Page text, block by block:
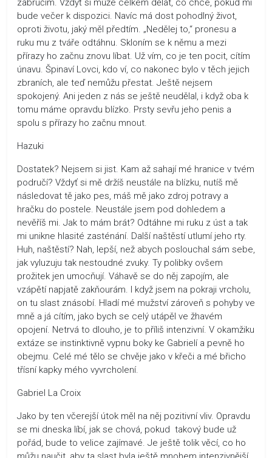
zabručím. Vždyť si může celkem dělat, co chce, pokud mi
bude večer k dispozici. Navíc má dost pohodlný život,
oproti životu, jaký měl předtím. „Nedělej to,“ pronesu a
ruku mu z tváře odtáhnu. Skloním se k němu a mezi
přírazy ho začnu znovu líbat. Už vím, co je ten pocit, cítím
únavu. Špinaví Lovci, kdo ví, co nakonec bylo v těch jejich
zbraních, ale teď nemůžu přestat. Ještě nejsem
spokojený. Ani jeden z nás se ještě neudělal, i když oba k
tomu máme opravdu blízko. Prsty sevřu jeho penis a
spolu s přírazy ho začnu mnout.
Hazuki
Dostatek? Nejsem si jist. Kam až sahají mé hranice v tvém
područí? Vždyť si mě držíš neustále na blízku, nutíš mě
následovat tě jako pes, máš mě jako zdroj potravy a
hračku do postele. Neustále jsem pod dohledem a
nevěříš mi. Jak to mám brát? Odtáhne mi ruku z úst a tak
mi unikne hlasité zasténání. Další naštěstí utlumí jeho rty.
Huh, naštěstí? Nah, lepší, než abych poslouchal sám sebe,
jak vyluzuju tak nestoudné zvuky. Ty polibky ovšem
prožitek jen umocňují. Váhavě se do něj zapojím, ale
vzápětí napjatě zakňourám. I když jsem na pokraji vrcholu,
on tu slast znásobí. Hladí mé mužství zároveň s pohyby ve
mně a já cítím, jako bych se celý utápěl ve žhavém
opojení. Netrvá to dlouho, je to příliš intenzivní. V okamžiku
extáze se instinktivně vypnu boky ke Gabrielí a pevně ho
obejmu. Celé mé tělo se chvěje jako v křeči a mé břicho
třísní kapky mého vyvrcholení.
Gabriel La Croix
Jako by ten včerejší útok měl na něj pozitivní vliv. Opravdu
se mi dneska líbí, jak se chová, pokud takový bude už
pořád, bude to velice zajímavé. Je ještě tolik věcí, co ho